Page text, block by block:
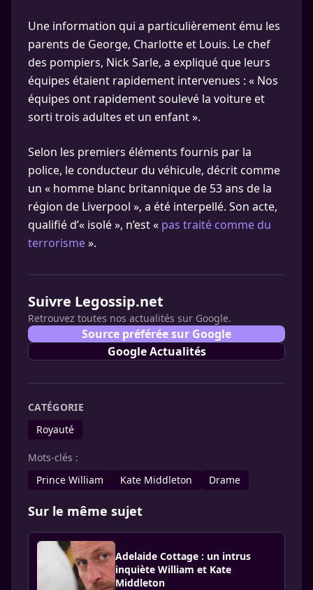
Une information qui a particulièrement ému les
parents de George, Charlotte et Louis. Le chef
des pompiers, Nick Sarle, a expliqué que leurs
équipes étaient rapidement intervenues : « Nos
équipes ont rapidement soulevé la voiture et
sorti trois adultes et un enfant ».
Selon les premiers éléments fournis par la
police, le conducteur du véhicule, décrit comme
un « homme blanc britannique de 53 ans de la
région de Liverpool », a été interpellé. Son acte,
qualifié d’« isolé », n’est « pas traité comme du
terrorisme».
Suivre Legossip.net
Retrouvez toutes nos actualités sur Google.
Source préférée sur Google
Google Actualités
CATÉGORIE
Royauté
Mots-clés :
Prince William
Kate Middleton Drame
Sur le même sujet
Adelaide Cottage : un intrus
inquiète William et Kate
Middleton